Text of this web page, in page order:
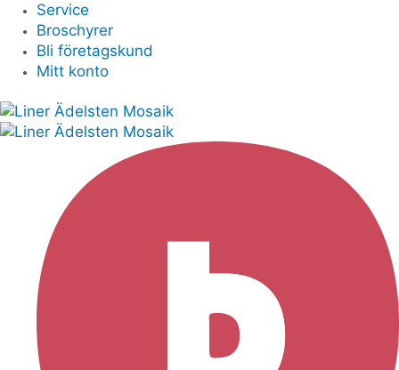
Service
Broschyrer
Bli företagskund
Mitt konto